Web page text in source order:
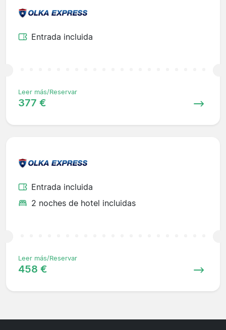
Entrada incluida
Leer más/Reservar
377 €
Entrada incluida
2 noches de hotel incluidas
Leer más/Reservar
458 €